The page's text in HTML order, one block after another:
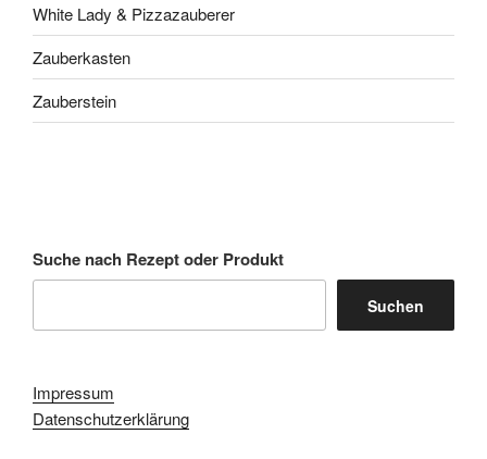
White Lady & Pizzazauberer
Zauberkasten
Zauberstein
Suche nach Rezept oder Produkt
Suchen
Impressum
Datenschutzerklärung